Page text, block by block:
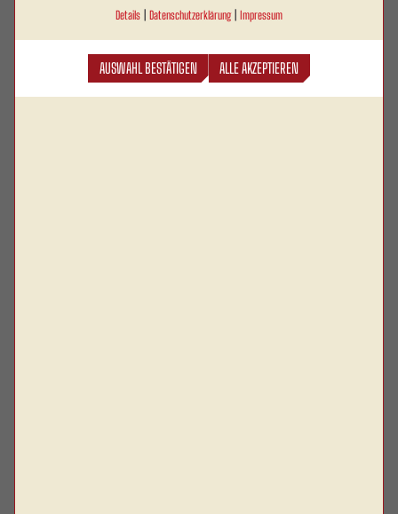
Details Datenschutzerklärung Impressum
AUSWAHL BESTÄTIGEN ALLE AKZEPTIEREN
Gemeinsame Projekte zur Förderung von Fußball und
Turniere und Freundschaftsspiele in Deutschland und Taiwan
Regelmäßige Vereinsbesuche zur Stärkung der Verbindung